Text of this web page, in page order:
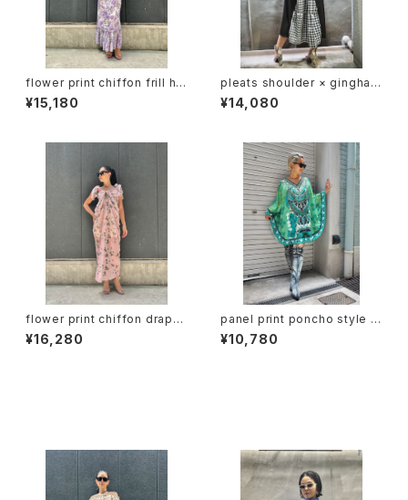
flower print chiffon frill he
m long one-piece ワンピー
ス ロングワンピ 花柄 シフォン
¥15,180
pleats shoulder × gingham
check back design one-pi
ece ワンピース 切替デザイン
¥14,080
flower print chiffon drape
gather design long one-pi
ece ワンピース ロングワンピ
¥16,280
panel print poncho style 2
way sleeve tops トップス 柄
パネルプリント Vネック 肩開き
¥10,780